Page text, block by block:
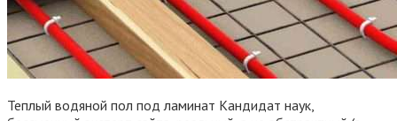
Теплый водяной пол под ламинат Кандидат наук,